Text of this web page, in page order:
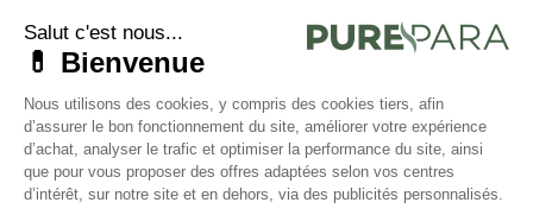
Formulaire de rétractation
Marchand approuvé par la Société des Avis Garantis,cliquez ici
pour vérifier
Suivez-nous sur les réseaux sociaux